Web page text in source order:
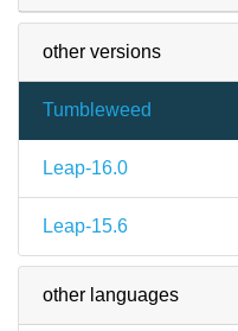
other versions
Tumbleweed
Leap-16.0
Leap-15.6
other languages